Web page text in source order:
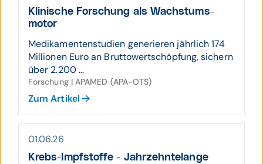
Klinische Forschung als Wachs­tums­
motor
Medikamentenstudien generieren jährlich 174
Millionen Euro an Bruttowertschöpfung, sichern
über 2.200 ...
Forschung | APAMED (APA-OTS)
Zum Artikel
01.06.26
Krebs-Impf­stoffe - Jahr­zehnte­lange